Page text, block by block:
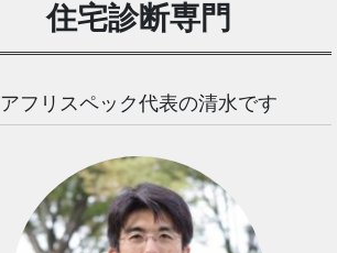
住宅診断専門
アフリスペック代表の清水です